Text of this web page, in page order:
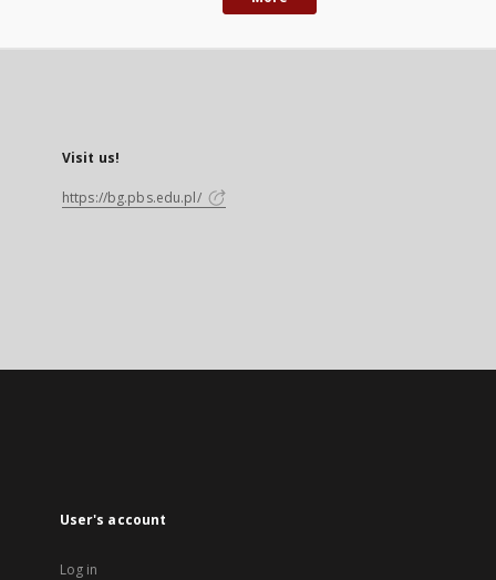
Visit us!
https://bg.pbs.edu.pl/
User's account
Log in